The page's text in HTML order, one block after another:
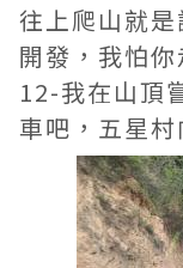
往上爬山就
開發，我怕
12-我在山頂
車吧，五星村